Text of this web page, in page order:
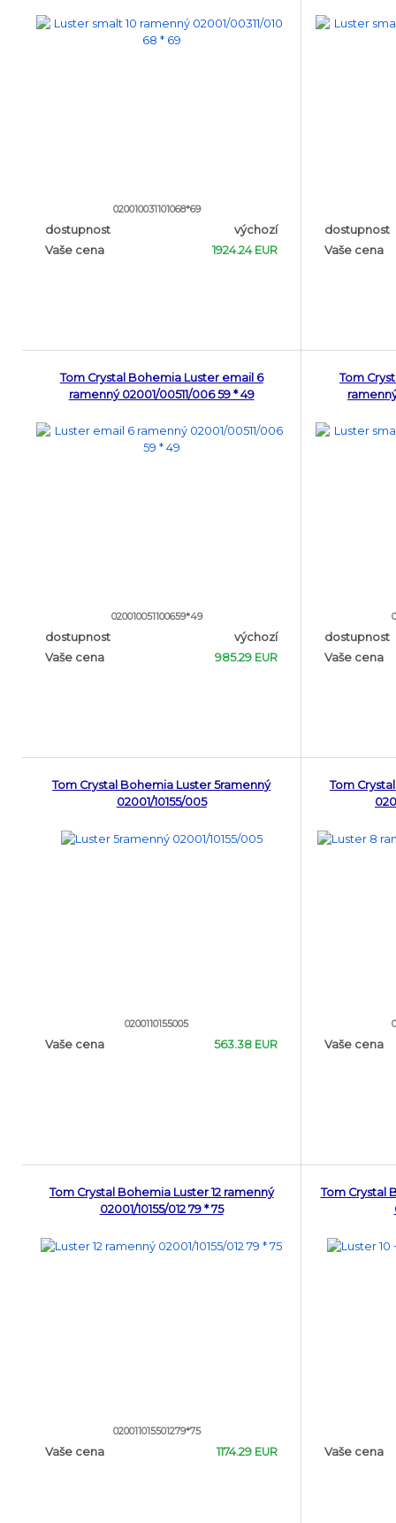
020010031101068*69
dostupnost
výchozí
Vaše cena
1924.24 EUR
dostupnost
Vaše cena
Tom Crystal Bohemia Luster email 6
ramenný 02001/00511/006 59 * 49
020010051100659*49
dostupnost
výchozí
Vaše cena
985.29 EUR
Tom
dostupnost
Vaše cena
Tom Crystal Bohemia Luster 5ramenný
02001/10155/005
0200110155005
Vaše cena 563.38 EUR
Tom
Vaše cena
Tom Crystal Bohemia Luster 12 ramenný
02001/10155/012 79 * 75
020011015501279*75
Vaše cena 1174.29 EUR
Tom Crystal
Vaše cena